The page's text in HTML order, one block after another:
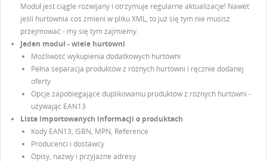
Moduł jest ciągle rozwijany i otrzymuje regularne aktualizacje! Nawet
jeśli hurtownia coś zmieni w pliku XML, to już się tym nie musisz
przejmować - my się tym zajmiemy.
Jeden moduł - wiele hurtowni
Możliwość wykupienia dodatkowych hurtowni
Pełna separacja produktów z różnych hurtowni i ręcznie dodanej
oferty
Opcje zapobiegające duplikowaniu produktów z różnych hurtowni -
używając EAN13
Lista importowanych informacji o produktach
Kody EAN13, ISBN, MPN, Reference
Producenci i dostawcy
Opisy, nazwy i przyjazne adresy